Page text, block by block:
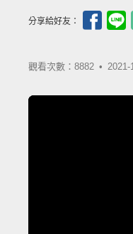
分享給好友：
觀看次數：8882 • 2021-